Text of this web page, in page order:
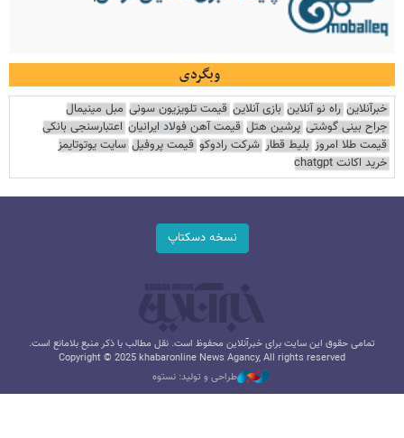
وبگردی
خبرآنلاین راه نو آنلاین بازی آنلاین قیمت تلویزیون سونی مبل مینیمال
جراح بینی گوشتی پرشین هتل قیمت آهن فولاد ایرانیان اعتبارسنجی بانکی
قیمت طلا امروز بلیط قطار شرکت رادوکو قیمت پروفیل سایت یوتوتایمز
خرید اکانت chatgpt
نسخه دسکتاپ
تمامی حقوق این سایت برای خبرآنلاین محفوظ است. نقل مطالب با ذکر منبع بلامانع است.
Copyright © 2025 khabaronline News Agancy, All rights reserved
طراحی و تولید: نستوه